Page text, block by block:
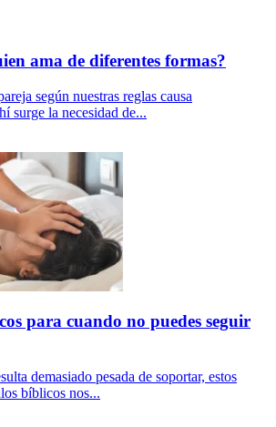
ama de diferentes formas?
según nuestras reglas causa
surge la necesidad de...
para cuando no puedes seguir
demasiado pesada de soportar, estos
bíblicos nos...